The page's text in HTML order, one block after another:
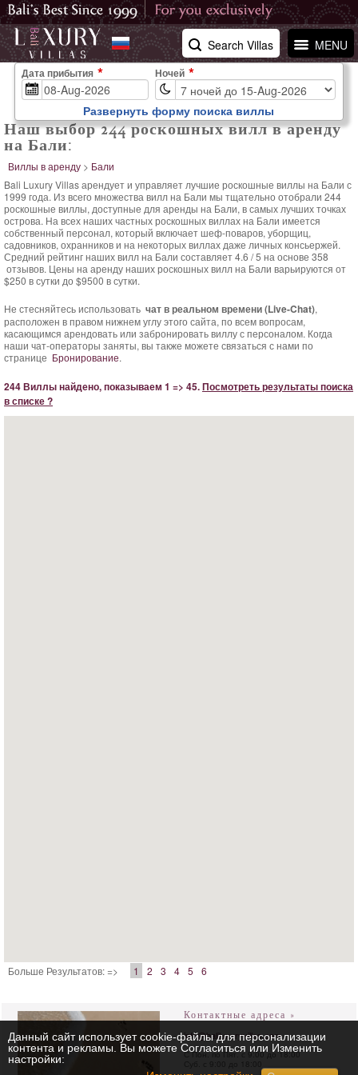
MENU
Search Villas
Наш выбор 244 роскошных вилл в аренду
на Бали:
Виллы в аренду > Бали
Bali Luxury Villas арендует и управляет лучшие роскошные виллы на Бали с
1999 года. Из всего множества вилл на Бали мы тщательно отобрали 244
роскошные виллы, доступные для аренды на Бали, в самых лучших точках
острова. На всех наших частных роскошных виллах на Бали имеется
собственный персонал, который включает шеф-поваров, уборщиц,
садовников, охранников и на некоторых виллах даже личных консьержей.
Средний рейтинг наших вилл на Бали составляет4.6 /5 на основе 358
отзывов. Цены на аренду наших роскошных вилл на Бали варьируются от
$250 в сутки до $9500 в сутки.
Не стесняйтесь использовать чат в реальном времени (Live-Chat),
расположен в правом нижнем углу этого сайта, по всем вопросам,
касающимся арендовать или забронировать виллу с персоналом. Когда
наши чат-операторы заняты, вы также можете связаться с нами по
странице Бронирование.
244 Виллы найдено, показываем 1 => 45.Посмотреть результаты поиска
в списке ?
Больше Результатов: => 1 2 3 4 5 6
Контактные адреса »
info@baliluxuryvillas.com
С Пон. по Пят. с 9:00 до 18:00
Дата прибытия Ночей
Развернуть форму поиска виллы
Данный сайт использует cookie-файлы для персонализации
контента и рекламы. Вы можете Согласиться или Изменить
настройки: